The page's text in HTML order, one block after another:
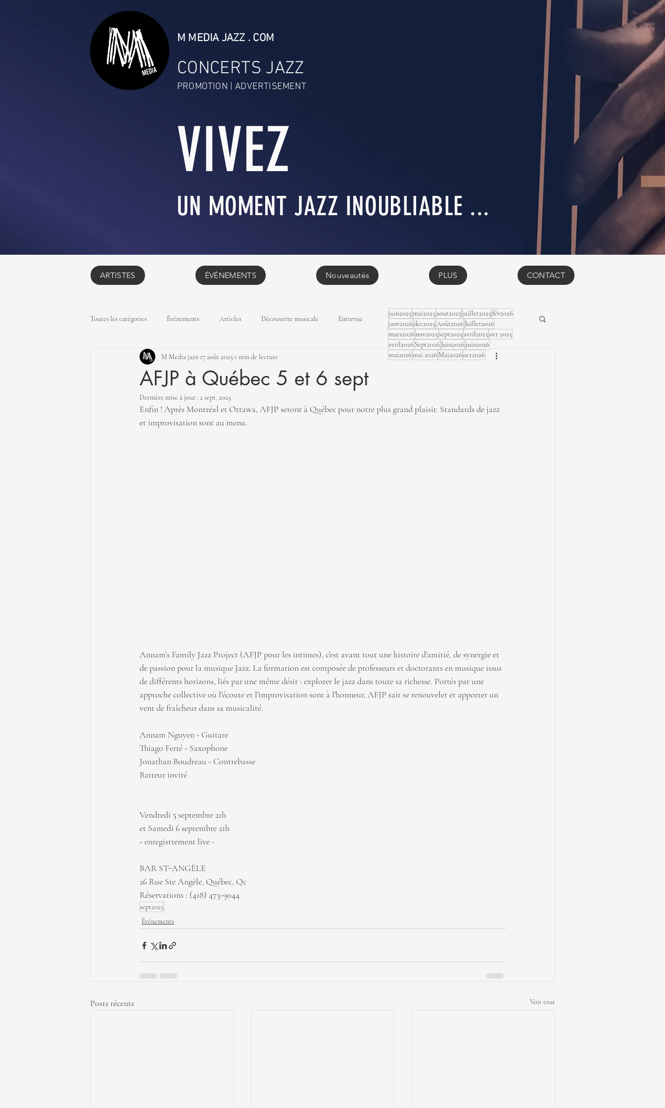
CONCERTS JAZZ
PROMOTION | ADVERTISEMENT
M MEDIA JAZZ . COM
VIVEZ
UN MOMENT JAZZ INOUBLIABLE ...
ARTISTES ÉVÉNEMENTS Nouveautés PLUS CONTACT
Toutes les catégories Événements Articles Découverte musicale Entrevue
AFJP à Québec 5 et 6 sept
M Media jazz 17 août 2025 1 min de lecture
Dernière mise à jour : 2 sept. 2025
Enfin ! Après Montréal et Ottawa, AFJP seront à Québec pour notre plus grand plaisir. Standards de jazz
et improvisation sont au menu.
Annam’s Family Jazz Project (AFJP pour les intimes), c'est avant tout une histoire d'amitié, de synergie et
de passion pour la musique Jazz. La formation est composée de professeurs et doctorants en musique issus
de différents horizons, liés par une même désir : explorer le jazz dans toute sa richesse. Portés par une
approche collective où l'écoute et l'improvisation sont à l'honneur, AFJP sait se renouveler et apporter un
vent de fraîcheur dans sa musicalité.
Annam Nguyen - Guitare
Thiago Ferté - Saxophone
Jonathan Boudreau - Contrebasse
Batteur invité
Vendredi 5 septembre 21h
et Samedi 6 septembre 21h
- enregistrement live -
BAR ST-ANGÈLE
26 Rue Ste Angèle, Québec, Qc
Réservations : (418) 473-9044
sept2025
Événements
Posts récents Voir tout
juin2025mai2025 aout2025juillet2025fév2026
janv2026dec2025Août2026 Juillet2026
mars2026nov2025sept2025 avril2025oct 2025
avril2026 Sept2026 Juin2026juin2026
mai2026mai 2026 Mai2026oct2026